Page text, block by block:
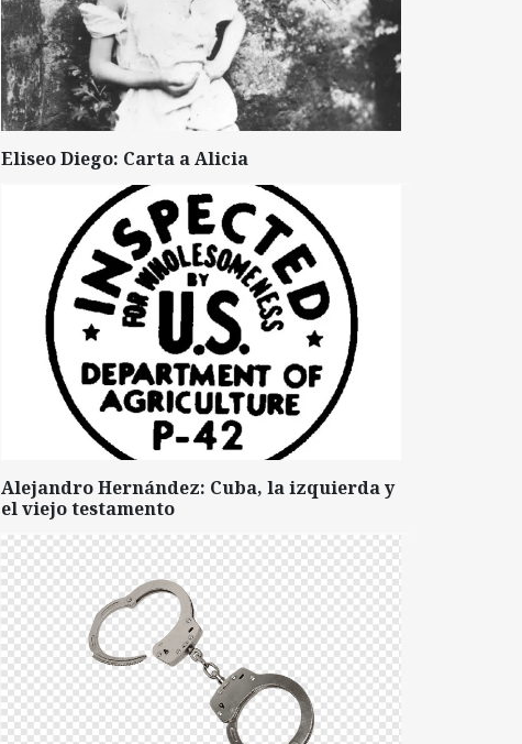
Eliseo Diego: Carta a Alicia
Alejandro Hernández: Cuba, la izquierda y
el viejo testamento